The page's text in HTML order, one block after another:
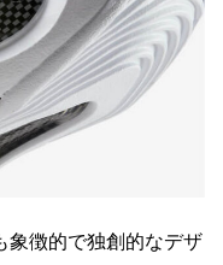
象徴的で独創的なデザ